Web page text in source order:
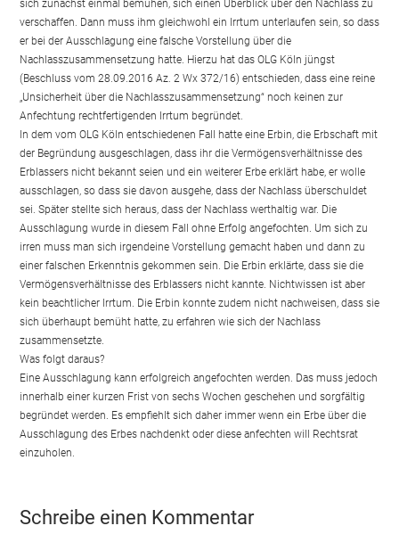
sich zunächst einmal bemühen, sich einen Überblick über den Nachlass zu
verschaffen. Dann muss ihm gleichwohl ein Irrtum unterlaufen sein, so dass
er bei der Ausschlagung eine falsche Vorstellung über die
Nachlasszusammensetzung hatte. Hierzu hat das OLG Köln jüngst
(Beschluss vom 28.09.2016 Az. 2 Wx 372/16) entschieden, dass eine reine
„Unsicherheit über die Nachlasszusammensetzung“ noch keinen zur
Anfechtung rechtfertigenden Irrtum begründet.
In dem vom OLG Köln entschiedenen Fall hatte eine Erbin, die Erbschaft mit
der Begründung ausgeschlagen, dass ihr die Vermögensverhältnisse des
Erblassers nicht bekannt seien und ein weiterer Erbe erklärt habe, er wolle
ausschlagen, so dass sie davon ausgehe, dass der Nachlass überschuldet
sei. Später stellte sich heraus, dass der Nachlass werthaltig war. Die
Ausschlagung wurde in diesem Fall ohne Erfolg angefochten. Um sich zu
irren muss man sich irgendeine Vorstellung gemacht haben und dann zu
einer falschen Erkenntnis gekommen sein. Die Erbin erklärte, dass sie die
Vermögensverhältnisse des Erblassers nicht kannte. Nichtwissen ist aber
kein beachtlicher Irrtum. Die Erbin konnte zudem nicht nachweisen, dass sie
sich überhaupt bemüht hatte, zu erfahren wie sich der Nachlass
zusammensetzte.
Was folgt daraus?
Eine Ausschlagung kann erfolgreich angefochten werden. Das muss jedoch
innerhalb einer kurzen Frist von sechs Wochen geschehen und sorgfältig
begründet werden. Es empfiehlt sich daher immer wenn ein Erbe über die
Ausschlagung des Erbes nachdenkt oder diese anfechten will Rechtsrat
einzuholen.
Schreibe einen Kommentar